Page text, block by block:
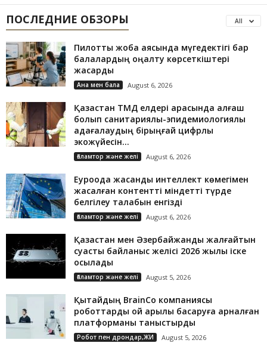
ПОСЛЕДНИЕ ОБЗОРЫ All
Пилоттық жоба аясында мүгедектігі бар
балалардың оңалту көрсеткіштері
жақсарды
Ана мен бала August 6, 2026
Қазақстан ТМД елдері арасында алғаш
болып санитариялық-эпидемиологиялық
қадағалаудың бірыңғай цифрлық
экожүйесін...
Ғаламтор және желі August 6, 2026
Еуроодақ жасанды интеллект көмегімен
жасалған контентті міндетті түрде
белгілеу талабын енгізді
Ғаламтор және желі August 6, 2026
Қазақстан мен Әзербайжанды жалғайтын
суасты байланыс желісі 2026 жылы іске
қосылады
Ғаламтор және желі August 5, 2026
Қытайдың BrainCo компаниясы
роботтарды ой арқылы басқаруға арналған
платформаны таныстырды
Робот пен дрондар,ЖИ August 5, 2026